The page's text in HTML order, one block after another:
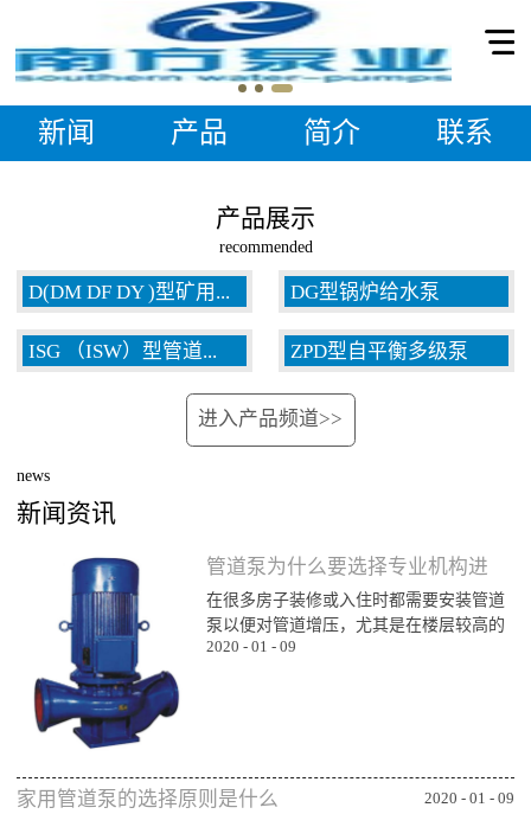
新闻 产品 简介 联系
产品展示
recommended
D(DM DF DY )型矿用... DG型锅炉给水泵
ISG （ISW）型管道... ZPD型自平衡多级泵
进入产品频道>>
news
新闻资讯
管道泵为什么要选择专业机构进
行购买
在很多房子装修或入住时都需要安装管道
泵以便对管道增压，尤其是在楼层较高的
楼层为了能顺利用水更对管道增压安装专
一、可获得较规范的售后专业的管道泵生
产机构或厂家往往能更重视售后服务，毕
2020 - 01 - 09
家用管道泵的选择原则是什么 2020 - 01 - 09